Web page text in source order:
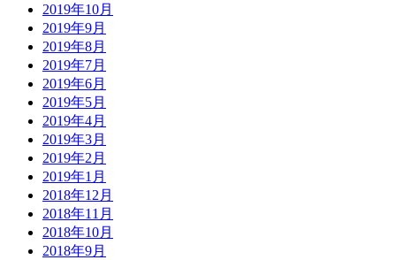
2019年10月
2019年9月
2019年8月
2019年7月
2019年6月
2019年5月
2019年4月
2019年3月
2019年2月
2019年1月
2018年12月
2018年11月
2018年10月
2018年9月